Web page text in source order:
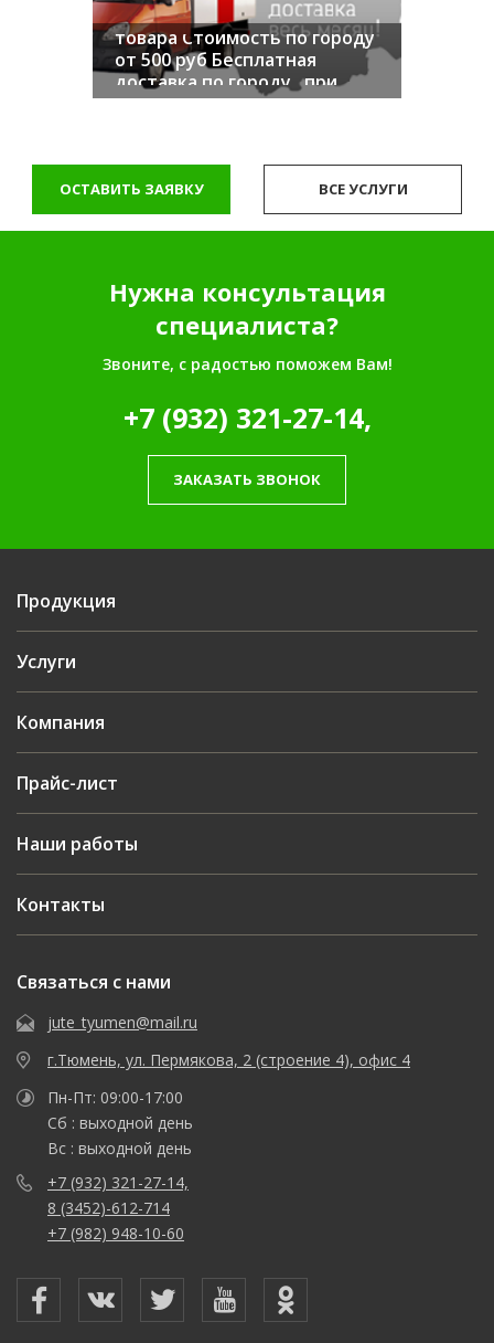
Осуществляем доставку
товара Стоимость по городу
от 500 руб Бесплатная
доставка по городу , при
заказе от 30 000 руб
ОСТАВИТЬ ЗАЯВКУ ВСЕ УСЛУГИ
Нужна консультация
специалиста?
Звоните, с радостью поможем Вам!
+7 (932) 321-27-14,
ЗАКАЗАТЬ ЗВОНОК
Продукция
Услуги
Компания
Прайс-лист
Наши работы
Контакты
Связаться с нами
jute_tyumen@mail.ru
г.Тюмень, ул. Пермякова, 2 (строение 4), офис 4
Пн-Пт: 09:00-17:00
Сб : выходной день
Вс : выходной день
+7 (932) 321-27-14,
8 (3452)-612-714
+7 (982) 948-10-60